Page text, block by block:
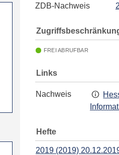
ZDB-Nachweis
FREI ABRUFBAR
Links
Nachweis
Hefte
2019 (2019)